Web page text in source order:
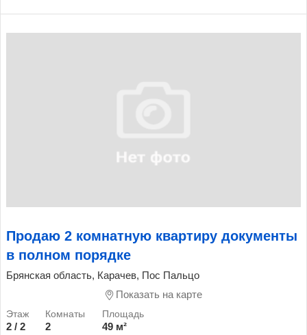
Продаю 2 комнатную квартиру документы
в полном порядке
Брянская область, Карачев, Пос Пальцо
Показать на карте
2 / 2 2 49 м²